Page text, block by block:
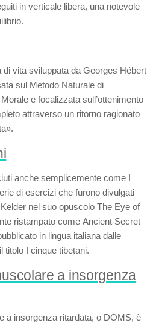
in verticale libera, una notevole
di vita sviluppata da Georges Hébert
sul Metodo Naturale di
e focalizzata sull’ottenimento
attraverso un ritorno ragionato
anche semplicemente come I
di esercizi che furono divulgati
nel suo opuscolo The Eye of
ristampato come Ancient Secret
in lingua italiana dalle
titolo I cinque tibetani.
a insorgenza
a insorgenza ritardata, o DOMS, è